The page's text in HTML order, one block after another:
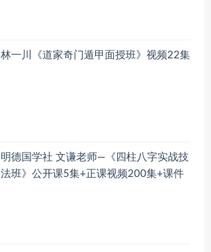
林一川《道家奇门遁甲面授班》视频22集
明德国学社 文谦老师—《四柱八字实战技
法班》公开课5集+正课视频200集+课件